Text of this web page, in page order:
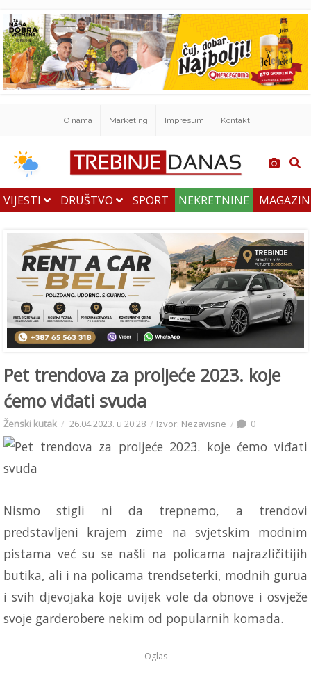
O nama Marketing Impresum Kontakt
VIJESTI DRUŠTVO SPORT NEKRETNINE
Pet trendova za proljeće 2023. koje
ćemo viđati svuda
Ženski kutak 26.04.2023. u 20:28 Izvor: Nezavisne 0
Nismo stigli ni da trepnemo, a trendovi
predstavljeni krajem zime na svjetskim modnim
pistama već su se našli na policama najrazličitijih
butika, ali i na policama trendseterki, modnih gurua
i svih djevojaka koje uvijek vole da obnove i osvježe
svoje garderobere nekim od popularnih komada.
Oglas